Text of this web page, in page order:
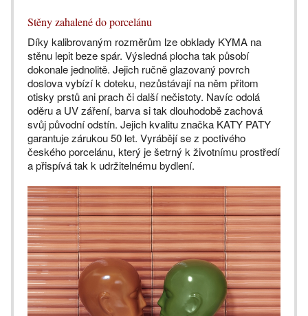
Stěny zahalené do porcelánu
Díky kalibrovaným rozměrům lze obklady KYMA na
stěnu lepit beze spár. Výsledná plocha tak působí
dokonale jednolitě. Jejich ručně glazovaný povrch
doslova vybízí k doteku, nezůstávají na něm přitom
otisky prstů ani prach či další nečistoty. Navíc odolá
oděru a UV záření, barva si tak dlouhodobě zachová
svůj původní odstín. Jejich kvalitu značka KATY PATY
garantuje zárukou 50 let. Vyrábějí se z poctivého
českého porcelánu, který je šetrný k životnímu prostředí
a přispívá tak k udržitelnému bydlení.